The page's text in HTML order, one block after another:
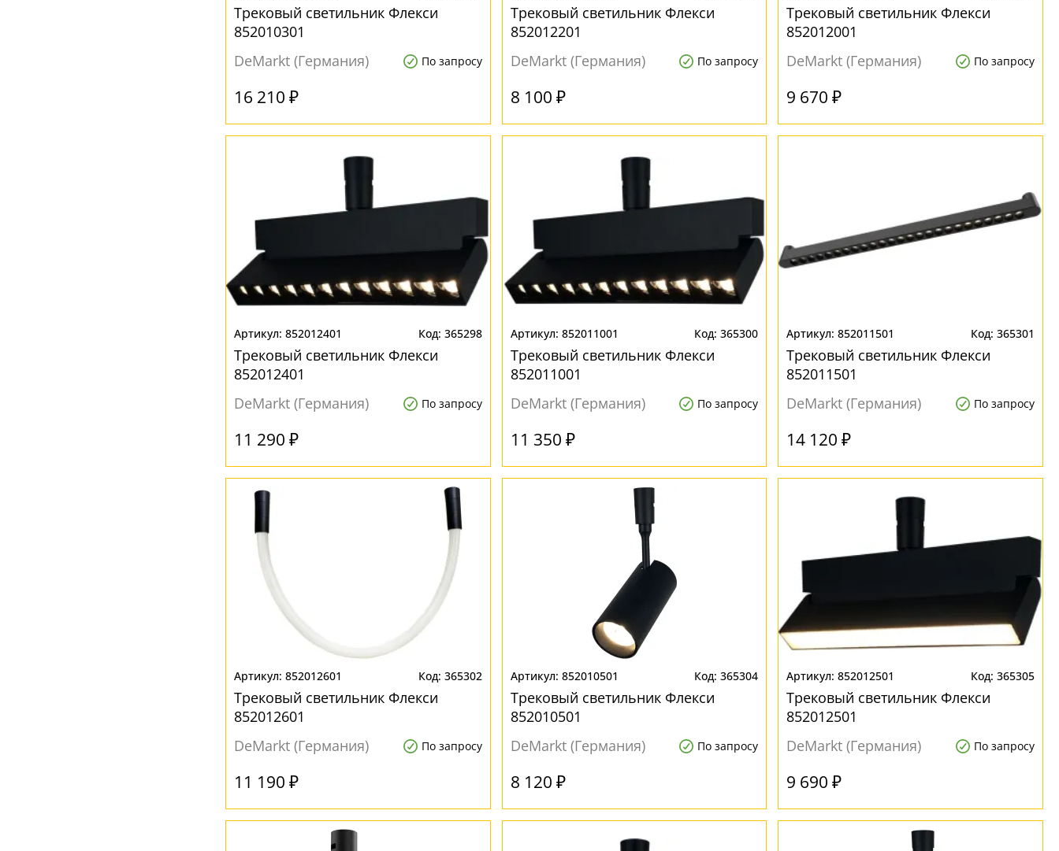
- бесплатно по России
- бесплатная доставка
Трековый светильник Флекси
852010301
DeMarkt (Германия)
По запросу
16 210 ₽
Трековый светильник Флекси
852012201
DeMarkt (Германия)
По запросу
8 100 ₽
Трековый светильник Флекси
852012001
DeMarkt (Германия)
По запросу
9 670 ₽
852012401 365298
Трековый светильник Флекси
852012401
DeMarkt (Германия)
По запросу
11 290 ₽
852011001 365300
Трековый светильник Флекси
852011001
DeMarkt (Германия)
По запросу
11 350 ₽
852011501 365301
Трековый светильник Флекси
852011501
DeMarkt (Германия)
По запросу
14 120 ₽
852012601 365302
Трековый светильник Флекси
852012601
DeMarkt (Германия)
По запросу
11 190 ₽
852010501 365304
Трековый светильник Флекси
852010501
DeMarkt (Германия)
По запросу
8 120 ₽
852012501 365305
Трековый светильник Флекси
852012501
DeMarkt (Германия)
По запросу
9 690 ₽